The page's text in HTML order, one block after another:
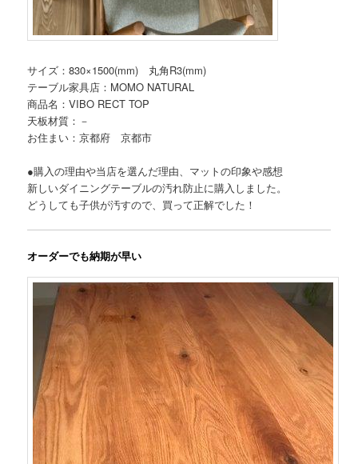
サイズ：830×1500(mm) 丸角R3(mm)
テーブル家具店：MOMO NATURAL
商品名：VIBO RECT TOP
天板材質：－
お住まい：京都府 京都市
●購入の理由や当店を選んだ理由、マットの印象や感想
新しいダイニングテーブルの汚れ防止に購入しました。
どうしても子供が汚すので、買って正解でした！
オーダーでも納期が早い